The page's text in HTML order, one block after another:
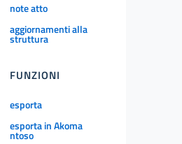
note atto
aggiornamenti alla
struttura
FUNZIONI
esporta
esporta in Akoma
ntoso